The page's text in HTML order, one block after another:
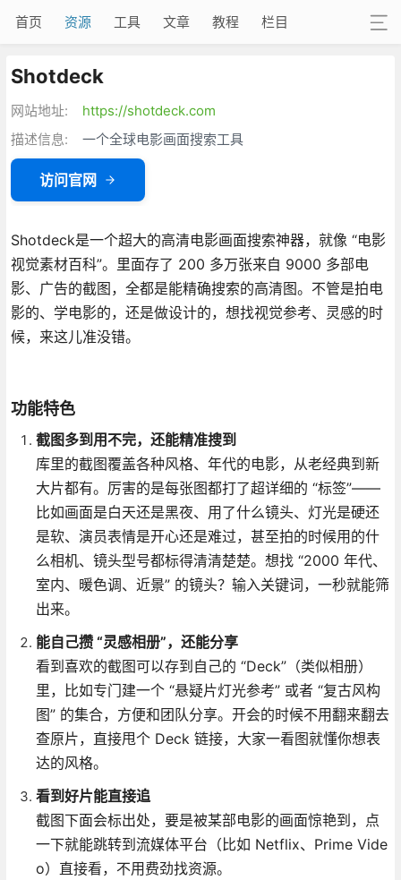
首页 资源 工具 文章 教程 栏目
Shotdeck
网站地址:
https://shotdeck.com
描述信息:
一个全球电影画面搜索工具
访问官网
Shotdeck是一个超大的高清电影画面搜索神器，就像 “电影
视觉素材百科”。里面存了 200 多万张来自 9000 多部电
影、广告的截图，全都是能精确搜索的高清图。不管是拍电
影的、学电影的，还是做设计的，想找视觉参考、灵感的时
候，来这儿准没错。
功能特色
截图多到用不完，还能精准搜到
库里的截图覆盖各种风格、年代的电影，从老经典到新
大片都有。厉害的是每张图都打了超详细的 “标签”——
比如画面是白天还是黑夜、用了什么镜头、灯光是硬还
是软、演员表情是开心还是难过，甚至拍的时候用的什
么相机、镜头型号都标得清清楚楚。想找 “2000 年代、
室内、暖色调、近景” 的镜头？输入关键词，一秒就能筛
出来。
能自己攒 “灵感相册”，还能分享
看到喜欢的截图可以存到自己的 “Deck”（类似相册）
里，比如专门建一个 “悬疑片灯光参考” 或者 “复古风构
图” 的集合，方便和团队分享。开会的时候不用翻来翻去
查原片，直接甩个 Deck 链接，大家一看图就懂你想表
达的风格。
看到好片能直接追
截图下面会标出处，要是被某部电影的画面惊艳到，点
一下就能跳转到流媒体平台（比如 Netflix、Prime Vide
o）直接看，不用费劲找资源。